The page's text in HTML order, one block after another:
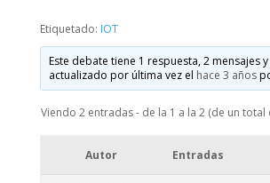
Etiquetado: IOT
Este debate tiene 1 respuesta, 2 mensajes
actualizado por última vez el hace 3 años
Viendo 2 entradas - de la 1 a la 2 (de un total
Autor Entradas